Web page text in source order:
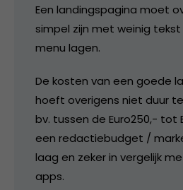
Een landingspagina moet
simpel zijn met weinig
menu lagen.
De kosten van een goede
hoeft overigens niet duur
bv. tussen de Euro250,- tot
een redactiebudget /
laag en zeker in vergelijk
apps.